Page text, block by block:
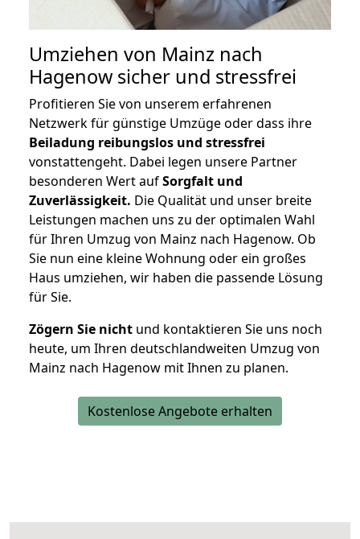
Umziehen von Mainz nach
Hagenow sicher und stressfrei
Profitieren Sie von unserem erfahrenen
Netzwerk für günstige Umzüge oder dass ihre
Beiladung reibungslos und stressfrei
vonstattengeht. Dabei legen unsere Partner
besonderen Wert aufSorgfalt und
Zuverlässigkeit. Die Qualität und unser breite
Leistungen machen uns zu der optimalen Wahl
für Ihren Umzug von Mainz nach Hagenow. Ob
Sie nun eine kleine Wohnung oder ein großes
Haus umziehen, wir haben die passende Lösung
für Sie.
Zögern Sie nicht und kontaktieren Sie uns noch
heute, um Ihren deutschlandweiten Umzug von
Mainz nach Hagenow mit Ihnen zu planen.
Kostenlose Angebote erhalten